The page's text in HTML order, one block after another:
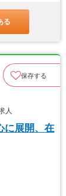
る
保存する
人
に展開、在